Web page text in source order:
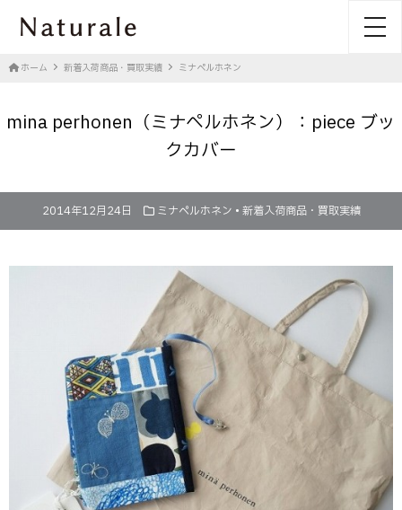
ホーム 新着入荷商品・買取実績 ミナペルホネン
mina perhonen（ミナペルホネン）：piece ブッ
クカバー
2014年12月24日 ミナペルホネン • 新着入荷商品・買取実績